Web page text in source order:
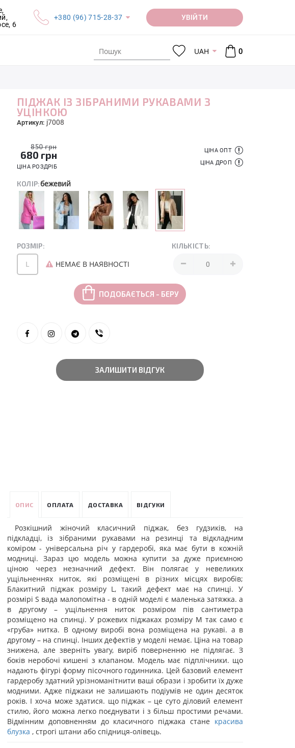
6
+380 (96) 715-28-37 УВІЙТИ
UAH 0
ПІДЖАК ІЗ ЗІБРАНИМИ РУКАВАМИ З
УЦІНКОЮ
Артикул: j7008
850 грн
680 грн
ЦІНА РОЗДРІБ
ЦІНА ОПТ
ЦІНА ДРОП
КОЛІР:бежевий
РОЗМІР: КІЛЬКІСТЬ:
L НЕМАЄ В НАЯВНОСТІ
ПОДОБАЄТЬСЯ - БЕРУ
ЗАЛИШИТИ ВІДГУК
ОПИС ОПЛАТА ДОСТАВКА ВІДГУКИ
Розкішний жіночий класичний піджак, без гудзиків, на
підкладці, із зібраними рукавами на резинці та відкладним
коміром - універсальна річ у гардеробі, яка має бути в кожній
модниці. Зараз цю модель можна купити за дуже приємною
ціною через незначний дефект. Він полягає у невеликих
ущільненнях ниток, які розміщені в різних місцях виробів;
Блакитний піджак розміру L, такий дефект має на спинці. У
розмірі S вада малопомітна - в одній моделі є маленька затяжка. а
в другому – ущільнення ниток розміром пів сантиметра
розміщено на спинці. У рожевих піджаках розміру M так само є
«груба» нитка. В одному виробі вона розміщена на рукаві. а в
другому – на спинці. Інших дефектів у моделі немає. Ціна на товар
знижена, але зверніть увагу, виріб поверненню не підлягає. З
боків неробочі кишені з клапаном. Модель має підплічники. що
надають фігурі форму пісочного годинника. Цей базовий елемент
гардеробу здатний урізноманітнити ваші образи і зробити їх дуже
модними. Адже піджаки не залишають подіумів не один десяток
років. І хоча може здатися. що піджак – це суто діловий елемент
стилю, його можна легко поєднувати і з більш простими речами.
Відмінним доповненням до класичного піджака стане красива
блузка , строгі штани або спідниця-олівець.